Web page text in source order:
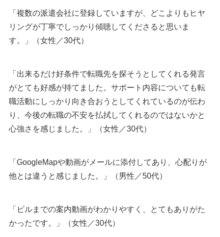
「複数の派遣会社に登録していますが、どこよりもヒヤ
リングが丁寧でしっかり傾聴してくださると思いま
す。」（女性／30代）
「出来るだけ好条件で転職先を探そうとしてくれる発言
がとても好感が持てました。サポート内容についても転
職活動にしっかり向き合おうとしてくれているのが伝わ
り、今後の転職の不安を払拭してくれるのではないかと
心強さを感じました。」（女性／30代）
「GoogleMapや動画がメールに添付してあり、心配りが
他とは違うと感じました。」（男性／50代）
「ビルまでの案内動画がわかりやすく、とてもありがた
かったです。」（女性／30代）